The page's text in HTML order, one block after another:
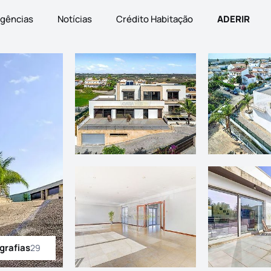
Notícias Crédito Habitação ADERIR
as fotografias
29